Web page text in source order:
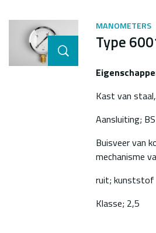
MANOMETERS
Type
Kast van
Aansluiting;
Buisveer van
mechanisme
ruit; kunststof
Klasse; 2,5